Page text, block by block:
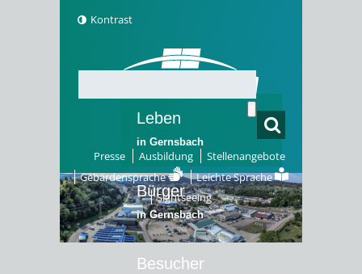
Kontrast
Presse Ausbildung
Stellenangebote
Gebärdensprache
Leichte Sprache
Sightseeing
Leben
in Gernsbach
Bürger
in Gernsbach
Besucher